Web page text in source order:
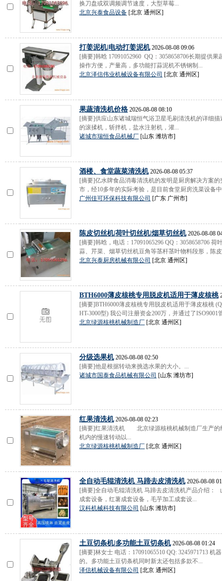
换刀盘或双调频调节速度，大型草莓...
北京兴泰食品设备 [北京 通州区]
打姜泥机|电动打姜泥机2026-08-08 09:06
[摘要]韩晗 17091052960 QQ：3058658706长期提供
操作方便，产量高，多功能打蒜泥机不锈钢制...
北京泽信伟业机械设备有限公司 [北京 通州区]
果蔬清洗机价格 2026-08-08 08:10
[摘要]供应山东诸城瑞恒气浴卫星毛刷清洗机的详细
的滚揉机，斩拌机，盐水注射机，灌...
诸城市瑞恒食品机械厂 [山东 潍坊市]
酒楼、食堂蔬菜清洗机2026-08-08 05:37
[摘要]亿水牌食品消毒清洗机的发明是厨房解决方案
市，经10多年的实际考验，是目前食堂厨房洗菜设备
广州佳可环保科技有限公司 [广东 广州市]
陈皮切丝机|荷叶切丝机|烟草切丝机2026-08-08
[摘要]韩晗，电话：17091065296 QQ：3058658706
蒜、芹菜、烟草切丝机豆角等茎杆茎叶物料段形，陈
北京兴泰厨房机械有限公司 [北京 通州区]
BTH6000薄皮核桃专用脱皮机适用于薄皮核桃
[摘要]BTH6000薄皮核桃专用脱皮机适用于薄皮核桃
HT-3000型) 我公司注册资金200万，并通过了ISO9001
北京绿源核桃机械制造厂 [北京 通州区]
分级选果机2026-08-08 02:50
[摘要]他是根据转动来挑选水果的大小。...
诸城市国泰食品机械有限公司 [山东 潍坊市]
红果清洗机2026-08-08 02:23
[摘要]红果清洗机 北京绿源核桃机械制造厂生产的
机内的慢速转动以...
北京绿源核桃机械制造厂 [北京 通州区]
全自动毛辊清洗机 马蹄去皮清洗机2026-08-08
[摘要]全自动毛辊清洗机 马蹄去皮清洗机产品介绍：
成套设备，红薯成套设备，毛芋加工成套设...
汉科机械科技有限公司 [山东 潍坊市]
土豆切条机|多功能土豆切条机2026-08-08 01:24
[摘要]林女士 电话：17091065510 QQ: 3245971713
的。多功能土豆切条机同时新太还包括多款不...
泽信机械设备有限公司 [北京 通州区]